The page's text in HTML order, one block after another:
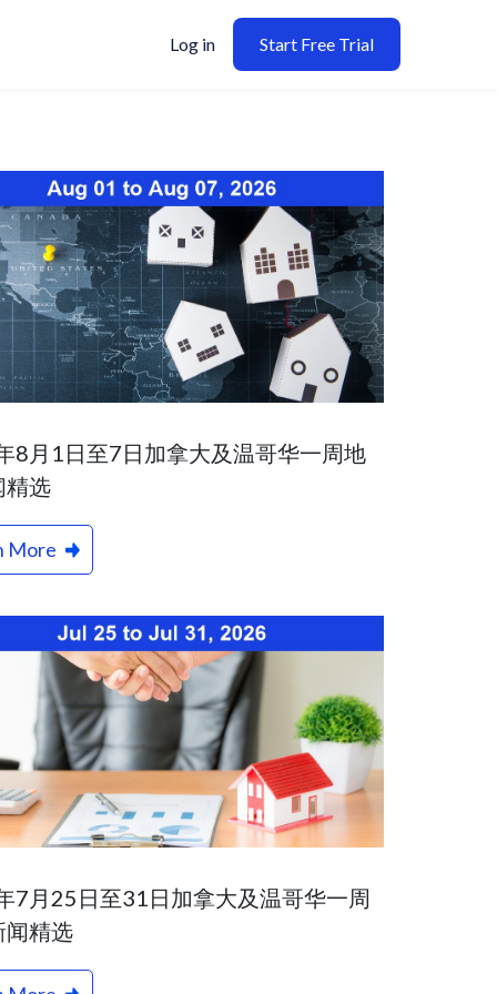
Log in Start Free Trial
8月1日至7日加拿大及温哥华一周地
精选
More
7月25日至31日加拿大及温哥华一周
闻精选